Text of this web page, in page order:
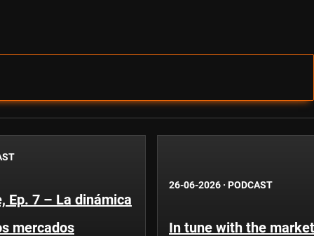
Ep. 7 – La dinámica
mercados
26-06-2026 · PODCAST
In tune with the